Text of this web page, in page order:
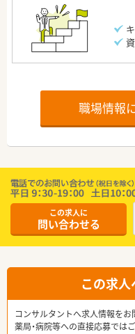
職場情報
この求人に
問い合わせる
この求
コンサルタントへ求人情報をお
薬局・病院等への直接応募では